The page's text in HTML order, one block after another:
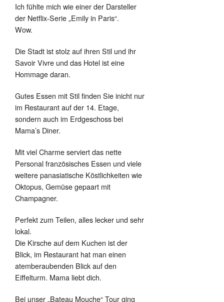
Ich fühlte mich wie einer der Darsteller
der Netflix-Serie „Emily in Paris“.
Wow.
Die Stadt ist stolz auf ihren Stil und ihr
Savoir Vivre und das Hotel ist eine
Hommage daran.
Gutes Essen mit Stil finden Sie inicht nur
im Restaurant auf der 14. Etage,
sondern auch im Erdgeschoss bei
Mama’s Diner.
Mit viel Charme serviert das nette
Personal französisches Essen und viele
weitere panasiatische Köstlichkeiten wie
Oktopus, Gemüse gepaart mit
Champagner.
Perfekt zum Teilen, alles lecker und sehr
lokal.
Die Kirsche auf dem Kuchen ist der
Blick, im Restaurant hat man einen
atemberaubenden Blick auf den
Eiffelturm. Mama liebt dich.
Bei unser „Bateau Mouche“ Tour ging